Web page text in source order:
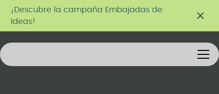
¡Descubre la campaña Embajadas de
Ideas!